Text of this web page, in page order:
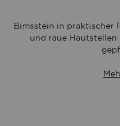
Bimsstein in praktischer
und raue